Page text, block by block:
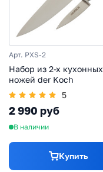
Арт. PXS-2
Набор из 2-х кухонных
ножей der Koch
5
2 990 руб
В наличии
Купить